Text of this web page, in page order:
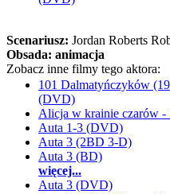
Scenariusz: Jordan Roberts
Obsada: animacja
Zobacz inne filmy tego aktora:
101 Dalmatyńczyków
(DVD)
Alicja w krainie czarów
Auta 1-3 (DVD)
Auta 3 (2BD 3-D)
Auta 3 (BD)
więcej...
Auta 3 (DVD)